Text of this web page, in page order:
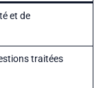
et de
traitées